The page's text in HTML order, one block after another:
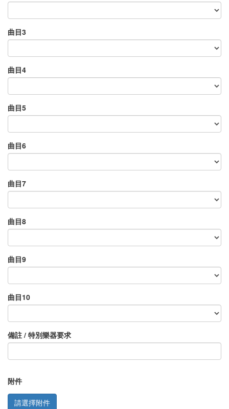
曲目3
曲目4
曲目5
曲目6
曲目7
曲目8
曲目9
曲目10
備註 / 特別樂器要求
附件
請選擇附件